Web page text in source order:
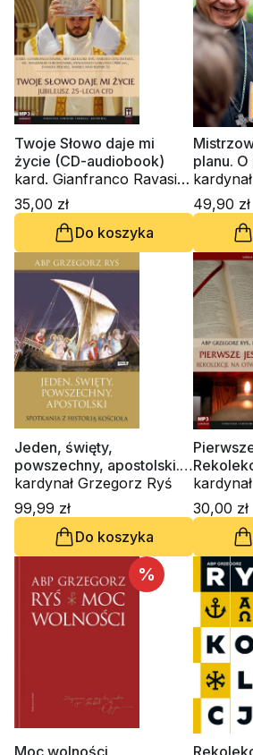
Twoje Słowo daje mi
życie (CD-audiobook)
kard. Gianfranco Ravasi,
kardynał Grzegorz Ryś,
Amedeo Cencini FdCC, ks.
Waldemar Chrostowski,
Innocenzo Gargano
OSBCam., Danuta
Piekarz, Marko Ivan
Rupnik SJ
35,00 zł
Do koszyka
planu.
49,90 zł
Jeden, święty,
powszechny, apostolski.
Spotkania z historią
Kościoła
kardynał Grzegorz Ryś
99,99 zł
Do koszyka
Domu
kardynał
ks.
30,00 zł
%
Moc wolności